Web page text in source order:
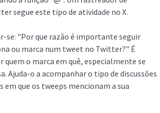
segue este tipo de atividade no X.
se: "Por que razão é importante seguir
ou marca num tweet no Twitter?" É
o marca em quê, especialmente se
Ajuda-o a acompanhar o tipo de discussões
em que os tweeps mencionam a sua